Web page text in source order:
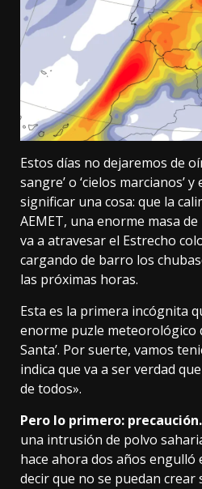
Estos días no dejaremos de
sangre’ o ‘cielos marcianos’
significar una cosa: que la
AEMET, una enorme masa
va a atravesar el Estrecho
cargando de barro los
las próximas horas.
Esta es la primera incógnita
enorme puzle meteorológico
Santa’. Por suerte, vamos
indica que va a ser verdad
de todos».
Pero lo primero: precaución.
una intrusión de polvo
hace ahora dos años engulló
decir que no se puedan